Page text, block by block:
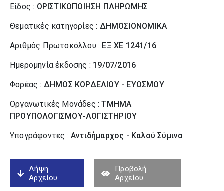
Είδος : ΟΡΙΣΤΙΚΟΠΟΙΗΣΗ ΠΛΗΡΩΜΗΣ
Θεματικές κατηγορίες : ΔΗΜΟΣΙΟΝΟΜΙΚΑ
Αριθμός Πρωτοκόλλου : ΕΞ ΧΕ 1241/16
Ημερομηνία έκδοσης : 19/07/2016
Φορέας : ΔΗΜΟΣ ΚΟΡΔΕΛΙΟΥ - ΕΥΟΣΜΟΥ
Οργανωτικές Μονάδες :ΤΜΗΜΑ
ΠΡΟΥΠΟΛΟΓΙΣΜΟΥ-ΛΟΓΙΣΤΗΡΙΟΥ
Υπογράφοντες : Αντιδήμαρχος - Καλού Σύµινα
Λήψη
Αρχείου
Προβολή
Αρχείου